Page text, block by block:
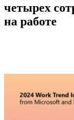
четырех
на работе